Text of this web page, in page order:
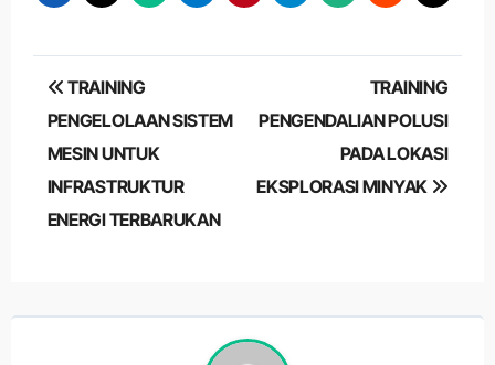
Post
navigation
TRAINING
PENGELOLAAN SISTEM
MESIN UNTUK
INFRASTRUKTUR
ENERGI TERBARUKAN
TRAINING
PENGENDALIAN POLUSI
PADA LOKASI
EKSPLORASI MINYAK